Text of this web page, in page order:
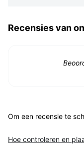
Recensies van
Om een recensie te
Hoe controleren en